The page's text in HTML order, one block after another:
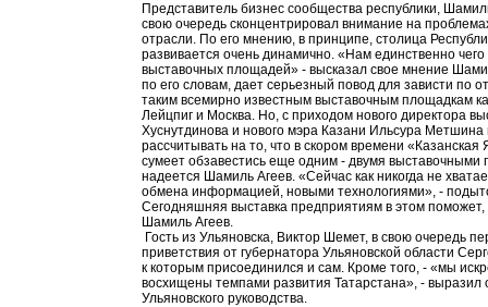
Представитель бизнес сообщества республики,
свою очередь сконцентрировал внимание на
отрасли. По его мнению, в принципе, столица
развивается очень динамично. «Нам единственно чего
выставочных площадей» - высказал свое мнение
по его словам, дает серьезный повод для зависти по
таким всемирно известным выставочным площадкам
Лейцпиг и Москва. Но, с приходом нового директора
Хуснутдинова и нового мэра Казани Ильсура
рассчитывать на то, что в скором времени «Казанская
сумеет обзавестись еще одним - двумя выставочными
надеется Шамиль Агеев. «Сейчас как никогда не
обмена информацией, новыми технологиями», -
Сегодняшняя выставка предприятиям в этом поможет,
Шамиль Агеев.
Гость из Ульяновска, Виктор Шемет, в свою очередь
приветствия от губернатора Ульяновской области
к которым присоединился и сам. Кроме того, - «мы
восхищены темпами развития Татарстана», - выразил
Ульяновского руководства.